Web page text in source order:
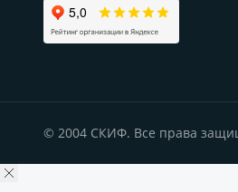
© 2004 СКИФ. Все права